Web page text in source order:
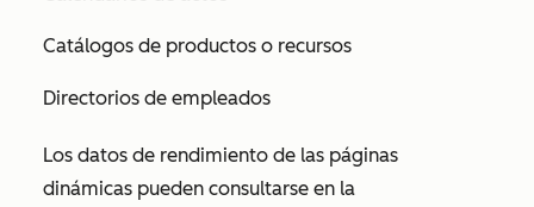
Catálogos de productos o recursos
Directorios de empleados
Los datos de rendimiento de las páginas
dinámicas pueden consultarse en la